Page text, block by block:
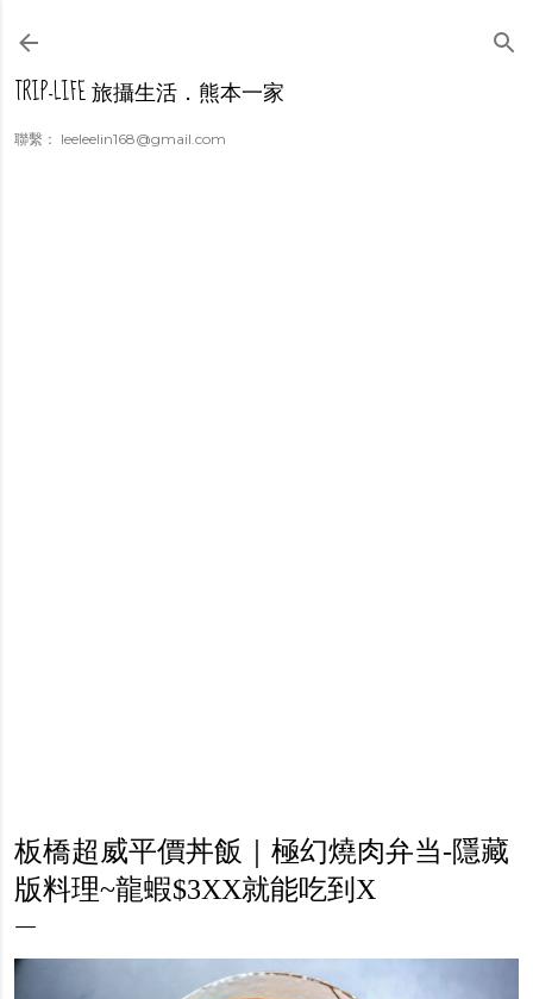
TRIP-LIFE 旅攝生活．熊本一家
聯繫： leeleelin168@gmail.com
板橋超威平價丼飯｜極幻燒肉弁当-隱藏
版料理~龍蝦$3XX就能吃到X